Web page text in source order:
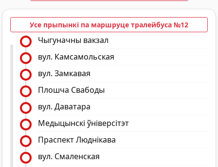
Усе прыпынкі па маршруце тралейбуса №12
Чыгуначны вакзал
вул. Камсамольская
вул. Замкавая
Плошча Свабоды
вул. Даватара
Медыцынскі ўніверсітэт
Праспект Люднікава
вул. Смаленская